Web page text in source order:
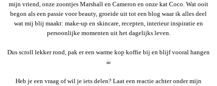
mijn vriend, onze zoontjes Marshall en Cameron en onze kat Coco. Wat ooit
begon als een passie voor beauty, groeide uit tot een blog waar ik alles deel
wat mij blij maakt: make-up en skincare, recepten, interieur inspiratie en
persoonlijke momenten uit het dagelijks leven.
Dus scroll lekker rond, pak er een warme kop koffie bij en blijf vooral hangen
☕︎
Heb je een vraag of wil je iets delen? Laat een reactie achter onder mijn